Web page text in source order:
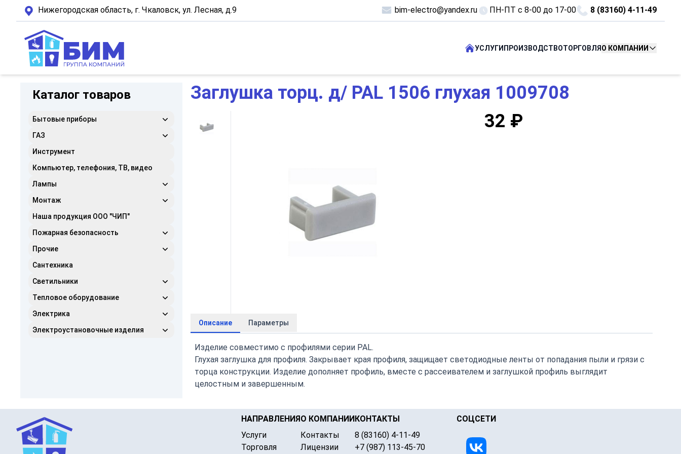
Нижегородская область, г. Чкаловск, ул. Лесная, д.9 bim-electro@yandex.ru ПН-ПТ c 8-00 до 17-00 8 (83160) 4-11-49
УСЛУГИ ПРОИЗВОДСТВОТОРГОВЛЯ О КОМПАНИИ
Каталог товаров
Бытовые приборы
ГАЗ
Инструмент
Компьютер, телефония, ТВ, видео
Лампы
Монтаж
Наша продукция ООО "ЧИП"
Пожарная безопасность
Прочие
Сантехника
Светильники
Тепловое оборудование
Электрика
Электроустановочные изделия
Заглушка торц. д/ РАL 1506 глухая 1009708
32 ₽
Описание Параметры
Изделие совместимо с профилями серии PAL.
Глухая заглушка для профиля. Закрывает края профиля, защищает светодиодные ленты от попадания пыли и грязи с
торца конструкции. Изделие дополняет профиль, вместе с рассеивателем и заглушкой профиль выглядит
целостным и завершенным.
НАПРАВЛЕНИЯ
Услуги
Торговля
О КОМПАНИИ
Контакты
Лицензии
КОНТАКТЫ
8 (83160) 4-11-49
+7 (987) 113-45-70
СОЦСЕТИ